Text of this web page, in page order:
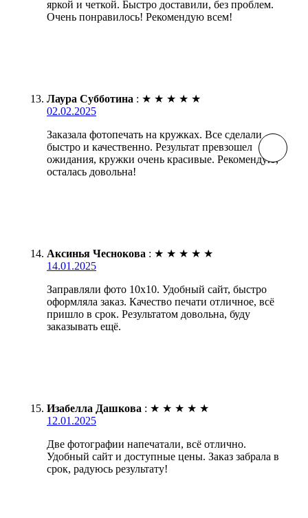
яркой и четкой. Быстро доставили, без проблем.
Очень понравилось! Рекомендую всем!
Лаура Субботина : ★ ★ ★ ★ ★
02.02.2025
Заказала фотопечать на кружках. Все сделали
быстро и качественно. Результат превзошел
ожидания, кружки очень красивые. Рекомендую,
осталась довольна!
Аксинья Чеснокова : ★ ★ ★ ★ ★
14.01.2025
Заправляли фото 10х10. Удобный сайт, быстро
оформляла заказ. Качество печати отличное, всё
пришло в срок. Результатом довольна, буду
заказывать ещё.
Изабелла Дашкова : ★ ★ ★ ★ ★
12.01.2025
Две фотографии напечатали, всё отлично.
Удобный сайт и доступные цены. Заказ забрала в
срок, радуюсь результату!